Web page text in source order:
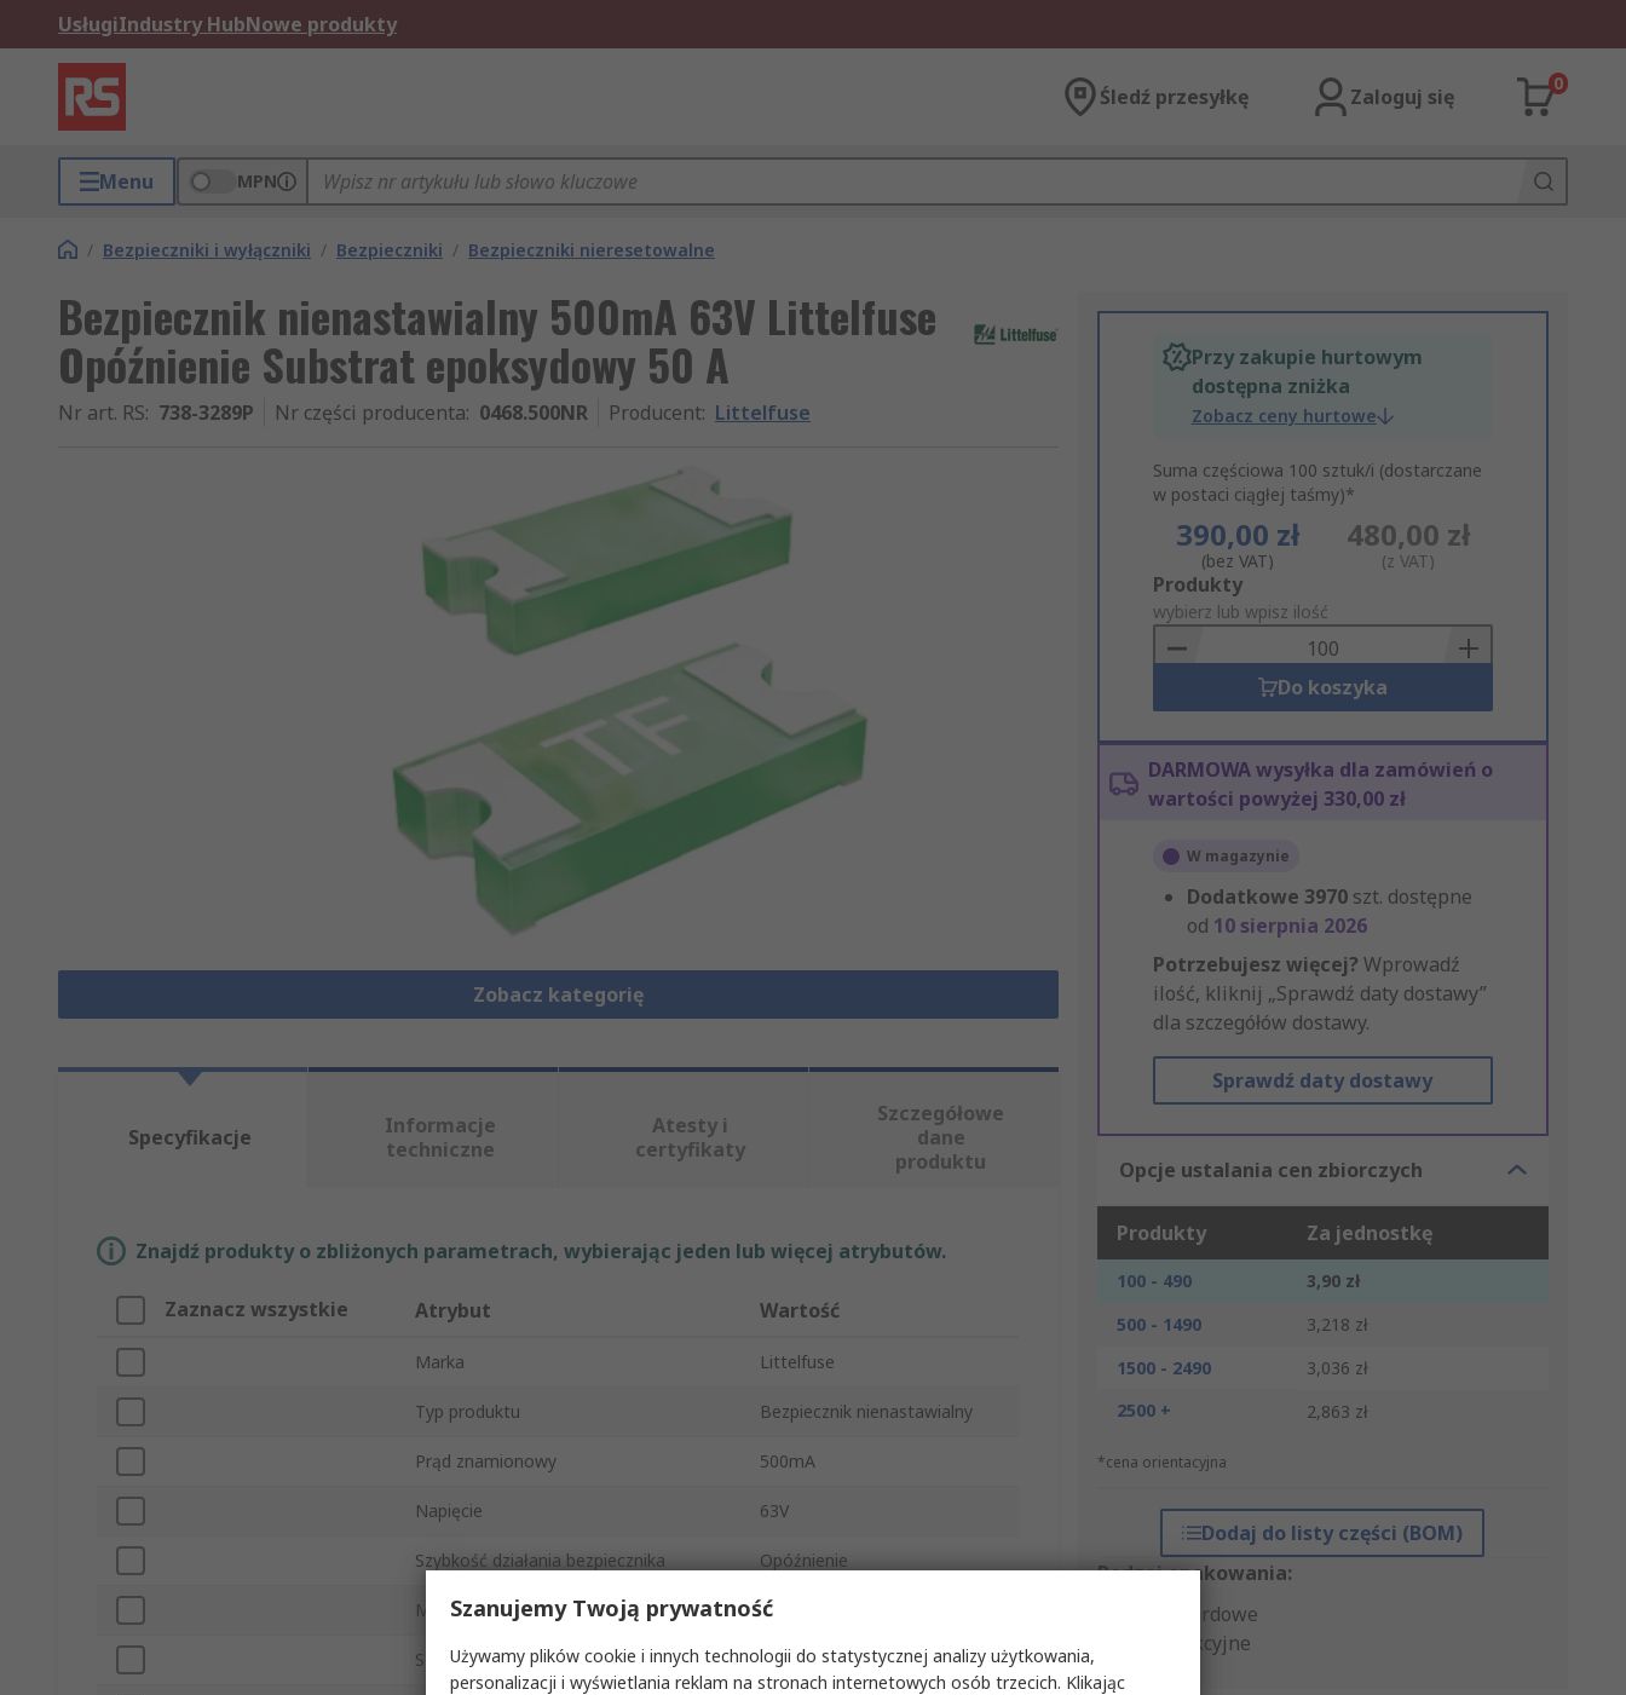
UsługiIndustry HubNowe produkty
Śledź przesyłkę Zaloguj się
0
Menu MPN
/ Bezpieczniki i wyłączniki / Bezpieczniki / Bezpieczniki nieresetowalne
Bezpiecznik nienastawialny 500mA 63V Littelfuse
Opóźnienie Substrat epoksydowy 50 A
Nr art. RS: 738-3289P Nr części producenta: 0468.500NR Producent: Littelfuse
Zobacz kategorię
Przy zakupie hurtowym
dostępna zniżka
Zobacz ceny hurtowe
Suma częściowa 100 sztuk/i (dostarczane
w postaci ciągłej taśmy)*
390,00 zł
(bez VAT)
480,00 zł
(z VAT)
Add
to
Basket
Produkty
wybierz lub wpisz ilość
Do koszyka
DARMOWA wysyłka dla zamówień o
wartości powyżej 330,00 zł
W magazynie
Dodatkowe 3970 szt. dostępne
od 10 sierpnia 2026
Potrzebujesz więcej? Wprowadź
ilość, kliknij „Sprawdź daty dostawy”
dla szczegółów dostawy.
Sprawdź daty dostawy
Opcje ustalania cen zbiorczych
Produkty Za jednostkę
100 - 490
3,90 zł
500 - 1490
3,218 zł
1500 - 2490
3,036 zł
2500 +
2,863 zł
*cena orientacyjna
Dodaj do listy części (BOM)
Rodzaj opakowania:
Standardowe
Produkcyjne
Specyfikacje
Informacje
techniczne
Atesty i
certyfikaty
Szczegółowe
dane
produktu
Znajdź produkty o zbliżonych parametrach, wybierając jeden lub więcej atrybutów.
Zaznacz wszystkie Atrybut Wartość
Marka Littelfuse
Typ produktu Bezpiecznik nienastawialny
Prąd znamionowy 500mA
Napięcie 63V
Szybkość działania bezpiecznika Opóźnienie
Materiał korpusu Substrat epoksydowy
Szerokość 1.52mm
Szanujemy Twoją prywatność
Używamy plików cookie i innych technologii do statystycznej analizy użytkowania,
personalizacji i wyświetlania reklam na stronach internetowych osób trzecich. Klikając